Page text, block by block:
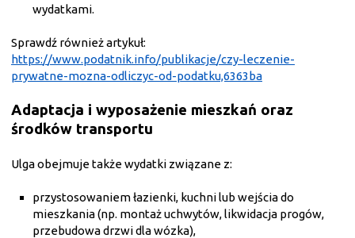
wydatkami.
Sprawdź również artykuł:
https://www.podatnik.info/publikacje/czy-leczenie-
prywatne-mozna-odliczyc-od-podatku,6363ba
Adaptacja i wyposażenie mieszkań oraz
środków transportu
Ulga obejmuje także wydatki związane z:
przystosowaniem łazienki, kuchni lub wejścia do
mieszkania (np. montaż uchwytów, likwidacja progów,
przebudowa drzwi dla wózka),